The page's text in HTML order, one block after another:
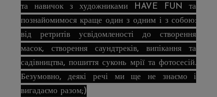
та навичок з художниками HAVE FUN та
познайомимося краще один з одним і з собою:
від ретритів усвідомленості до створення
масок, створення саундтреків, випікання та
садівництва, пошиття суконь мрії та фотосесій.
Безумовно, деякі речі ми ще не знаємо і
вигадаємо разом;)